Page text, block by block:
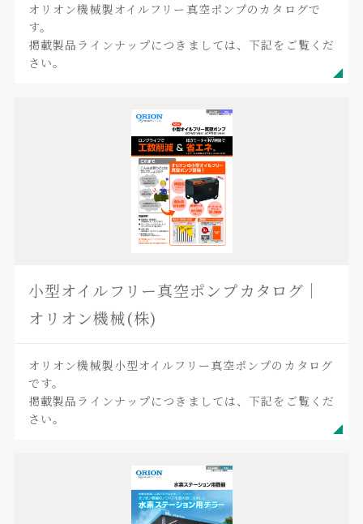
オリオン機械製オイルフリー真空ポンプのカタログで
す。
掲載製品ラインナップにつきましては、下記をご覧くだ
さい。
小型オイルフリー真空ポンプカタログ｜
オリオン機械(株)
オリオン機械製小型オイルフリー真空ポンプのカタログ
です。
掲載製品ラインナップにつきましては、下記をご覧くだ
さい。